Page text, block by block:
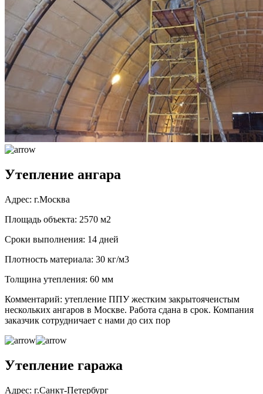
Утепление ангара
Адрес: г.Москва
Площадь объекта: 2570 м2
Сроки выполнения: 14 дней
Плотность материала: 30 кг/м3
Толщина утепления: 60 мм
Комментарий: утепление ППУ жестким закрытоячеистым
нескольких ангаров в Москве. Работа сдана в срок. Компания
заказчик сотрудничает с нами до сих пор
Утепление гаража
Адрес: г.Санкт-Петербург